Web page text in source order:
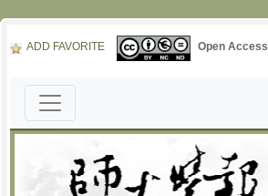
ADD FAVORITE Open Access